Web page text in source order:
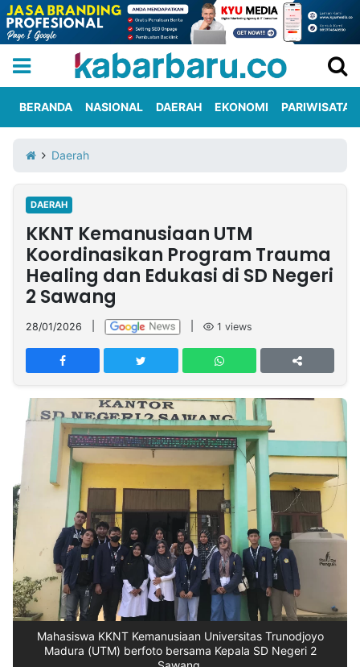
Iklan
Berita
Kami
Nasional
International
Olahraga
Entertainment
Daerah
Pariwisata
Kuliner
Kolom
Network
PT
TREETAN
MULTIMEDIA
INDONESIA
Partner
Insight
NTB
Suara
Time
Lens
IDN
Daily
Jogja
Jalan
Rakyat
Idealita
News
Kita
Notice
Dinamikapost.com
Radar
Baru
Seedbacklink
Follow
Kabarbaru
BERANDA NASIONAL DAERAH EKONOMI PARIWISATA
Daerah
DAERAH
KKNT Kemanusiaan UTM
Koordinasikan Program Trauma
Healing dan Edukasi di SD Negeri
2 Sawang
28/01/2026 1 views
Mahasiswa KKNT Kemanusiaan Universitas Trunodjoyo
Madura (UTM) berfoto bersama Kepala SD Negeri 2